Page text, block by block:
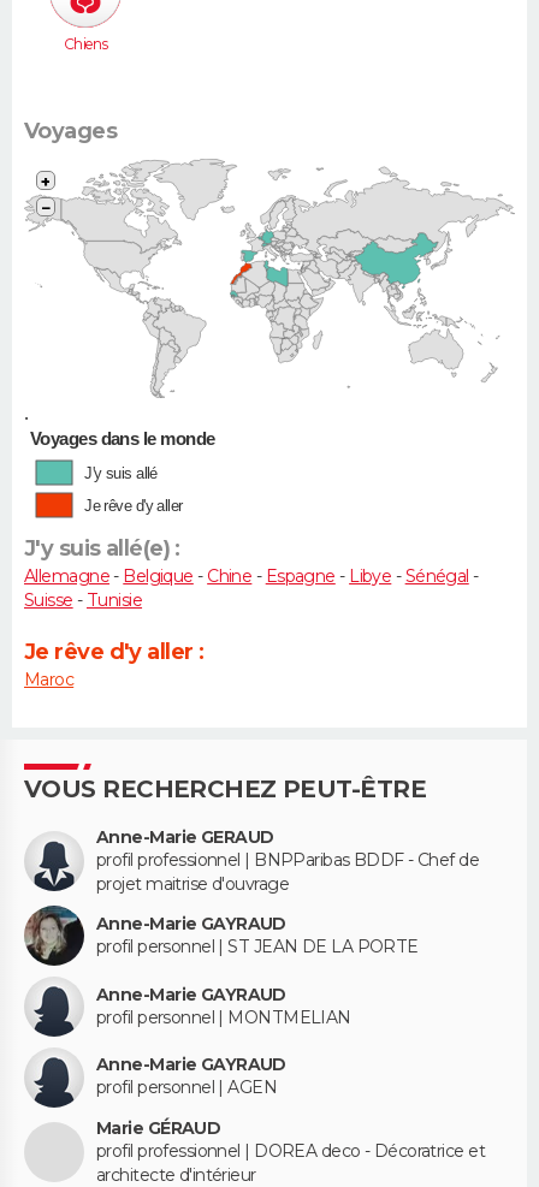
Chiens
Voyages
•
+
−
Voyages dans le monde
J'y suis allé
Je rêve d'y aller
J'y suis allé(e) :
Allemagne- Belgique - Chine - Espagne - Libye -Sénégal -
Suisse - Tunisie
Je rêve d'y aller :
Maroc
VOUS RECHERCHEZ PEUT-ÊTRE
Anne-Marie GERAUD
profil professionnel | BNPParibas BDDF - Chef de
projet maitrise d'ouvrage
Anne-Marie GAYRAUD
profil personnel | ST JEAN DE LA PORTE
Anne-Marie GAYRAUD
profil personnel | MONTMELIAN
Anne-Marie GAYRAUD
profil personnel | AGEN
Marie GÉRAUD
profil professionnel | DOREA deco - Décoratrice et
architecte d'intérieur